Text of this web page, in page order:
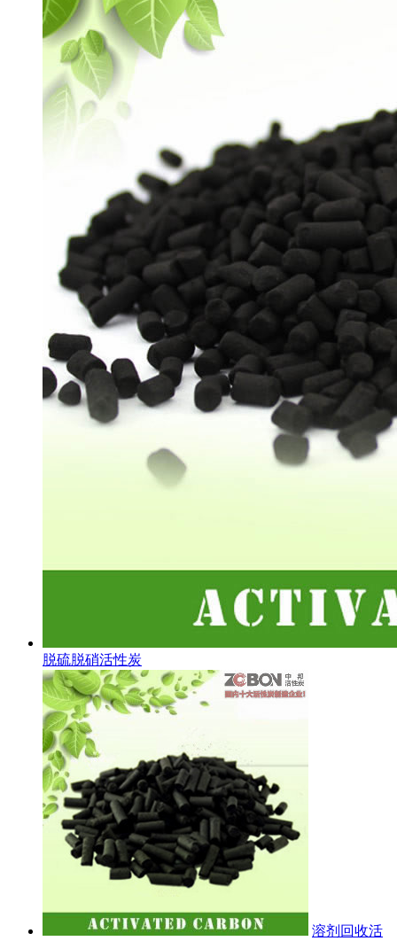
脱硫脱硝活性炭
溶剂回收活